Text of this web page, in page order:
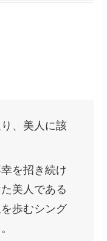
、美人に該
を招き続け
美人である
歩むシング